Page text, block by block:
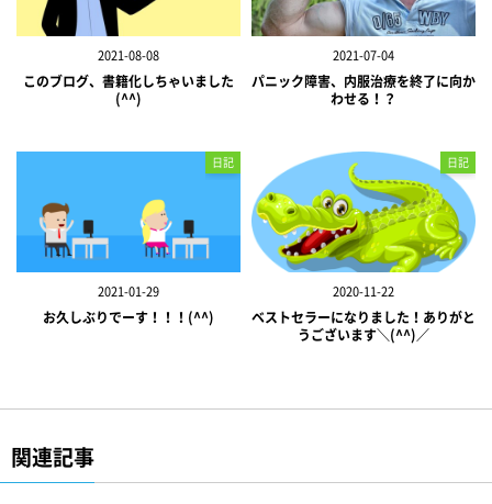
2021-08-08
このブログ、書籍化しちゃいました
(^^)
2021-07-04
パニック障害、内服治療を終了に向か
わせる！？
2021-01-29
日記
お久しぶりでーす！！！(^^)
2020-11-22
日記
ベストセラーになりました！ありがと
うございます＼(^^)／
関連記事